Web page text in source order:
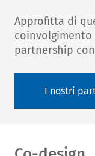
Approfitta di
partnership con
I nostri